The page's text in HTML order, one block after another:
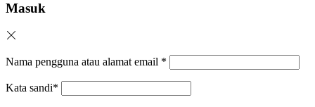
Masuk
Nama pengguna atau alamat email *
Kata sandi*